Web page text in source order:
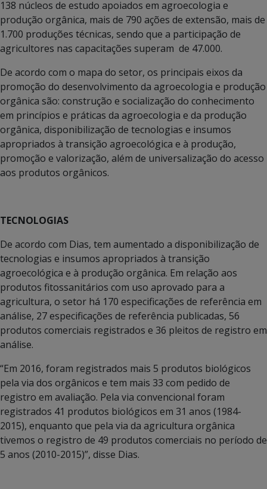
138 núcleos de estudo apoiados em agroecologia e
produção orgânica, mais de 790 ações de extensão, mais de
1.700 produções técnicas, sendo que a participação de
agricultores nas capacitações superam de 47.000.
De acordo com o mapa do setor, os principais eixos da
promoção do desenvolvimento da agroecologia e produção
orgânica são: construção e socialização do conhecimento
em princípios e práticas da agroecologia e da produção
orgânica, disponibilização de tecnologias e insumos
apropriados à transição agroecológica e à produção,
promoção e valorização, além de universalização do acesso
aos produtos orgânicos.
TECNOLOGIAS
De acordo com Dias, tem aumentado a disponibilização de
tecnologias e insumos apropriados à transição
agroecológica e à produção orgânica. Em relação aos
produtos fitossanitários com uso aprovado para a
agricultura, o setor há 170 especificações de referência em
análise, 27 especificações de referência publicadas, 56
produtos comerciais registrados e 36 pleitos de registro em
análise.
“Em 2016, foram registrados mais 5 produtos biológicos
pela via dos orgânicos e tem mais 33 com pedido de
registro em avaliação. Pela via convencional foram
registrados 41 produtos biológicos em 31 anos (1984-
2015), enquanto que pela via da agricultura orgânica
tivemos o registro de 49 produtos comerciais no período de
5 anos (2010-2015)”, disse Dias.